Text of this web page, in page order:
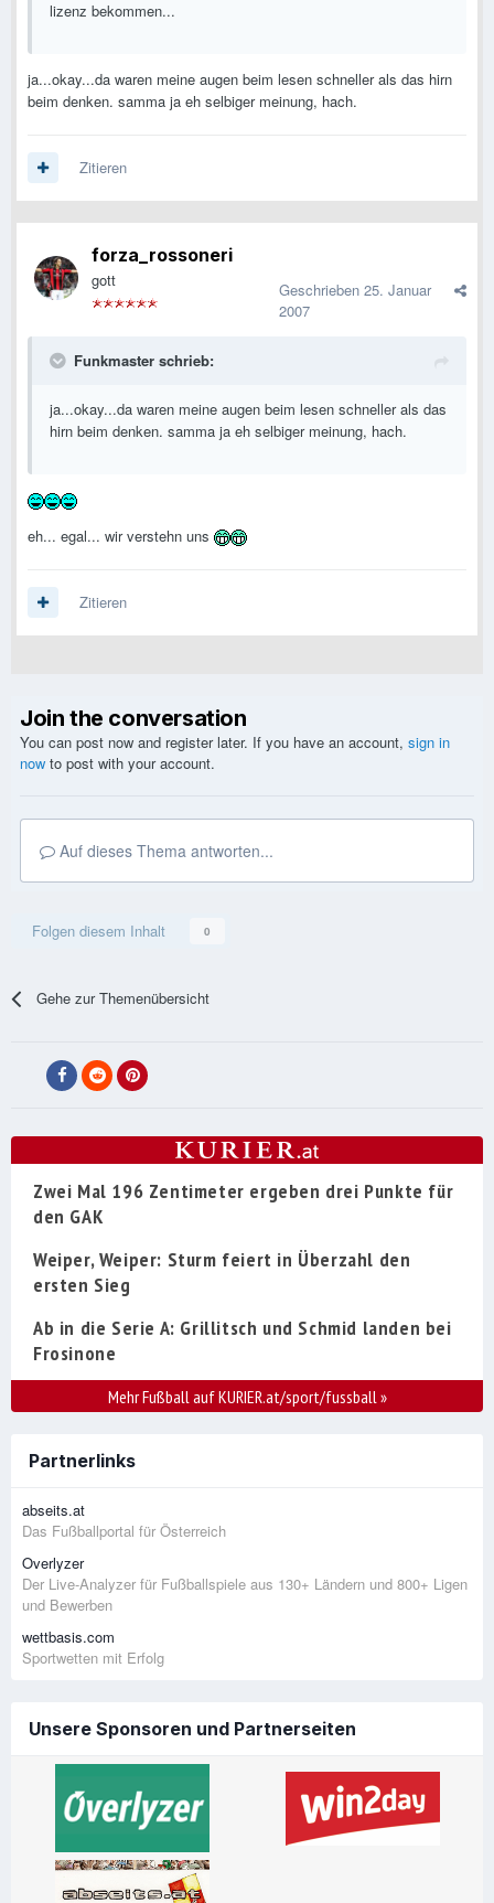
lizenz bekommen...
ja...okay...da waren meine augen beim lesen schneller als das hirn
beim denken. samma ja eh selbiger meinung, hach.
Zitieren
forza_rossoneri
gott Geschrieben 25. Januar
2007
Funkmaster schrieb:
ja...okay...da waren meine augen beim lesen schneller als das
hirn beim denken. samma ja eh selbiger meinung, hach.
eh... egal... wir verstehn uns
Zitieren
Join the conversation
You can post now and register later. If you have an account, sign in
now to post with your account.
Auf dieses Thema antworten...
Folgen diesem Inhalt 0
Gehe zur Themenübersicht
Zwei Mal 196 Zentimeter ergeben drei Punkte für
den GAK
Weiper, Weiper: Sturm feiert in Überzahl den
ersten Sieg
Ab in die Serie A: Grillitsch und Schmid landen bei
Frosinone
Mehr Fußball auf KURIER.at/sport/fussball»
Partnerlinks
abseits.at
Das Fußballportal für Österreich
Overlyzer
Der Live-Analyzer für Fußballspiele aus 130+ Ländern und 800+ Ligen
und Bewerben
wettbasis.com
Sportwetten mit Erfolg
Unsere Sponsoren und Partnerseiten